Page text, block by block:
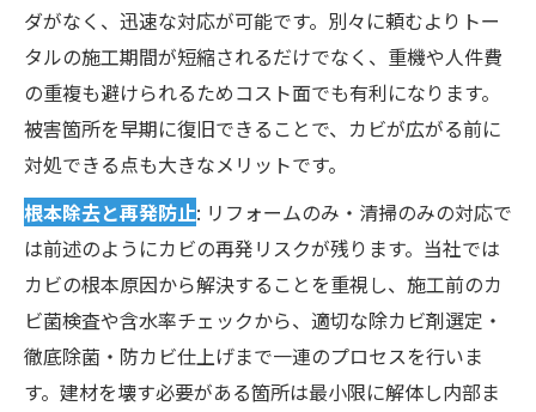
ダがなく、迅速な対応が可能です。別々に頼むよりトー
タルの施工期間が短縮されるだけでなく、重機や人件費
の重複も避けられるためコスト面でも有利になります。
被害箇所を早期に復旧できることで、カビが広がる前に
対処できる点も大きなメリットです。
根本除去と再発防止: リフォームのみ・清掃のみの対応で
は前述のようにカビの再発リスクが残ります。当社では
カビの根本原因から解決することを重視し、施工前のカ
ビ菌検査や含水率チェックから、適切な除カビ剤選定・
徹底除菌・防カビ仕上げまで一連のプロセスを行いま
す。建材を壊す必要がある箇所は最小限に解体し内部ま